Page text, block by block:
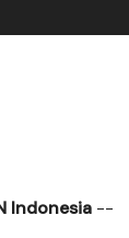
Indonesia --